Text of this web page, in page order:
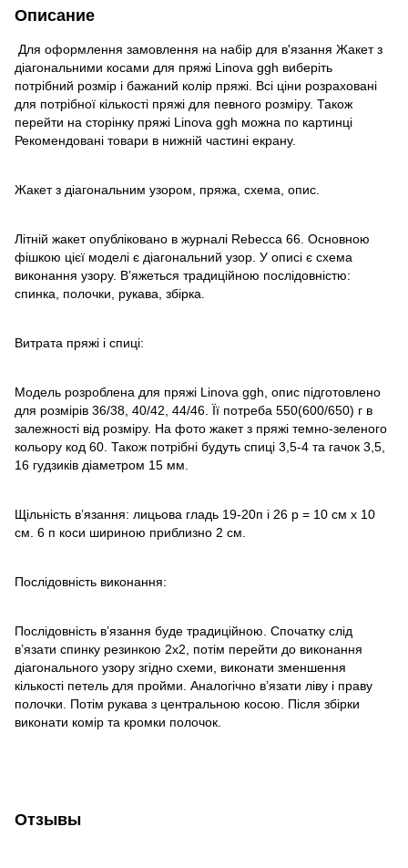
Описание
Для оформлення замовлення на набір для в'язання Жакет з
діагональними косами для пряжі Linova ggh виберіть
потрібний розмір і бажаний колір пряжі. Всі ціни розраховані
для потрібної кількості пряжі для певного розміру. Також
перейти на сторінку пряжі Linova ggh можна по картинці
Рекомендовані товари в нижній частині екрану.
Жакет з діагональним узором, пряжа, схема, опис.
Літній жакет опубліковано в журналі Rebecca 66. Основною
фішкою цієї моделі є діагональний узор. У описі є схема
виконання узору. В’яжеться традиційною послідовністю:
спинка, полочки, рукава, збірка.
Витрата пряжі і спиці:
Модель розроблена для пряжі Linova ggh, опис підготовлено
для розмірів 36/38, 40/42, 44/46. Її потреба 550(600/650) г в
залежності від розміру. На фото жакет з пряжі темно-зеленого
кольору код 60. Також потрібні будуть спиці 3,5-4 та гачок 3,5,
16 гудзиків діаметром 15 мм.
Щільність в’язання: лицьова гладь 19-20п і 26 р = 10 см х 10
см. 6 п коси шириною приблизно 2 см.
Послідовність виконання:
Послідовність в’язання буде традиційною. Спочатку слід
в’язати спинку резинкою 2х2, потім перейти до виконання
діагонального узору згідно схеми, виконати зменшення
кількості петель для пройми. Аналогічно в’язати ліву і праву
полочки. Потім рукава з центральною косою. Після збірки
виконати комір та кромки полочок.
Отзывы